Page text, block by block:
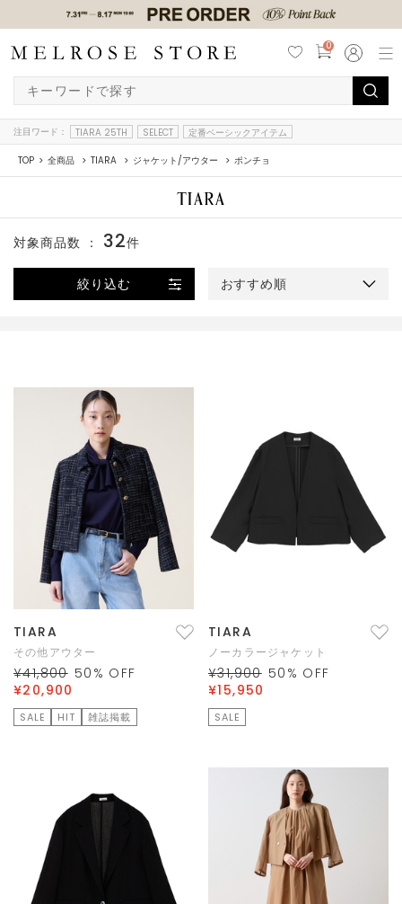
0
注目ワード： TIARA 25TH SELECT 定番ベーシックアイテム
TOP 全商品 TIARA ジャケット/アウター ポンチョ
絞り込む おすすめ順
対象商品数 ： 32件
TIARA
その他アウター
¥41,800 50 % OFF
¥20,900
SALE HIT 雑誌掲載
TIARA
ノーカラージャケット
¥31,900 50 % OFF
¥15,950
SALE